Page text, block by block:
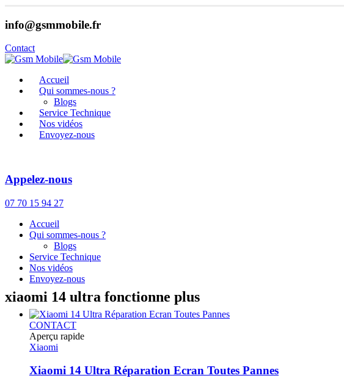
info@gsmmobile.fr
Contact
Accueil
Qui sommes-nous ?
Blogs
Service Technique
Nos vidéos
Envoyez-nous
Appelez-nous
07 70 15 94 27
Accueil
Qui sommes-nous ?
Blogs
Service Technique
Nos vidéos
Envoyez-nous
xiaomi 14 ultra fonctionne plus
CONTACT
Aperçu rapide
Xiaomi
Xiaomi 14 Ultra Réparation Ecran Toutes Pannes